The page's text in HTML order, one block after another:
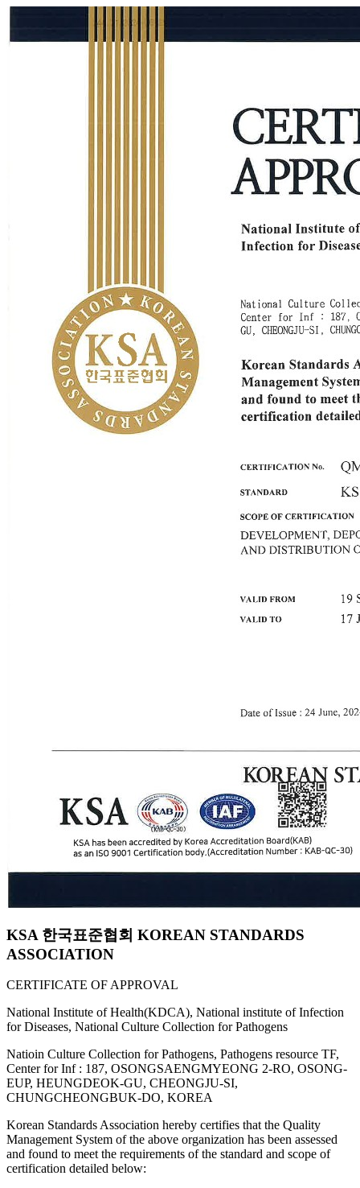
KSA 한국표준협회 KOREAN STANDARDS
ASSOCIATION
CERTIFICATE OF APPROVAL
National Institute of Health(KDCA), National institute of Infection
for Diseases, National Culture Collection for Pathogens
Natioin Culture Collection for Pathogens, Pathogens resource TF,
Center for Inf : 187, OSONGSAENGMYEONG 2-RO, OSONG-
EUP, HEUNGDEOK-GU, CHEONGJU-SI,
CHUNGCHEONGBUK-DO, KOREA
Korean Standards Association hereby certifies that the Quality
Management System of the above organization has been assessed
and found to meet the requirements of the standard and scope of
certification detailed below: